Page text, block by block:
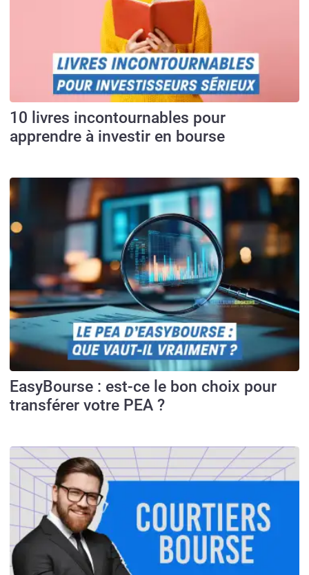
10 livres incontournables pour
apprendre à investir en bourse
EasyBourse : est-ce le bon choix pour
transférer votre PEA ?